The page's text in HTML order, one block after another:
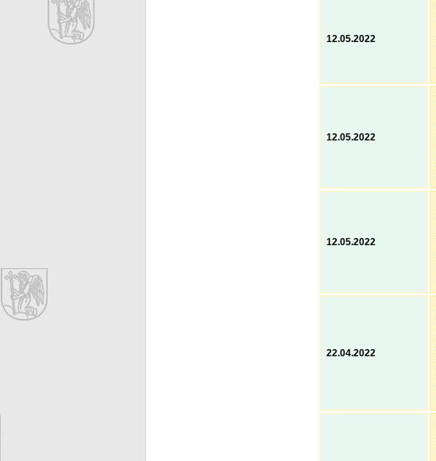
12.05.2022
12.05.2022
12.05.2022
22.04.2022